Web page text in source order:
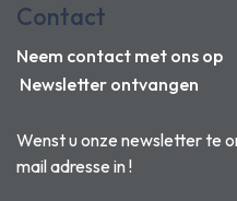
Wenst u onze newsletter te
mail adresse in !
Contact
Neem contact met ons op
Newsletter ontvangen